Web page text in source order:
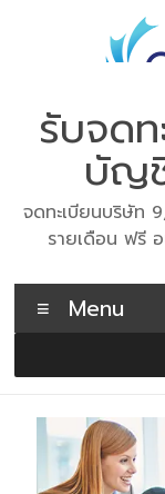
รับจด
บัญ
จดทะเบียนบริษัท
รายเดือน ฟรี
Menu